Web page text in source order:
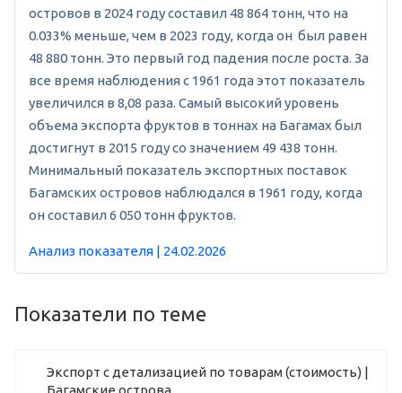
островов в 2024 году составил 48 864 тонн, что на
0.033% меньше, чем в 2023 году, когда он был равен
48 880 тонн. Это первый год падения после роста. За
все время наблюдения с 1961 года этот показатель
увеличился в 8,08 раза. Самый высокий уровень
объема экспорта фруктов в тоннах на Багамах был
достигнут в 2015 году со значением 49 438 тонн.
Минимальный показатель экспортных поставок
Багамских островов наблюдался в 1961 году, когда
он составил 6 050 тонн фруктов.
Анализ показателя | 24.02.2026
Показатели по теме
Экспорт с детализацией по товарам (стоимость) |